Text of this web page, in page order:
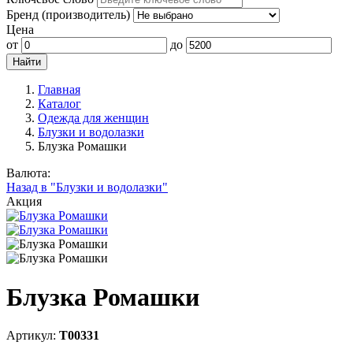
Бренд (производитель)
Цена
от
до
Главная
Каталог
Одежда для женщин
Блузки и водолазки
Блузка Ромашки
Валюта:
Назад в "Блузки и водолазки"
Акция
Блузка Ромашки
Артикул: Т00331